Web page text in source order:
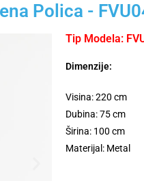
Polica -
Tip Modela:
Dimenzije:
Visina: 220 cm
Dubina: 75 cm
Širina: 100 cm
Materijal: Metal